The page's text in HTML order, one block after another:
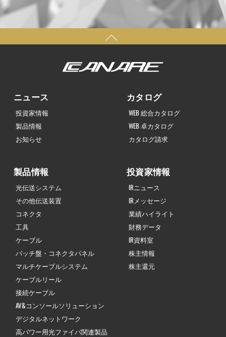
ニュース
投資家情報
製品情報
お知らせ
カタログ
WEB 総合カタログ
WEB 卓カタログ
カタログ請求
製品情報
光伝送システム
その他伝送装置
コネクタ
工具
ケーブル
パッチ盤・コネクタパネル
マルチケーブルシステム
ケーブルリール
接続ケーブル
AV&コンソールソリューション
デジタルネットワーク
高パワー用光ファイバ関連製品
投資家情報
IRニュース
IRメッセージ
業績ハイライト
財務データ
IR資料室
株主情報
株主還元